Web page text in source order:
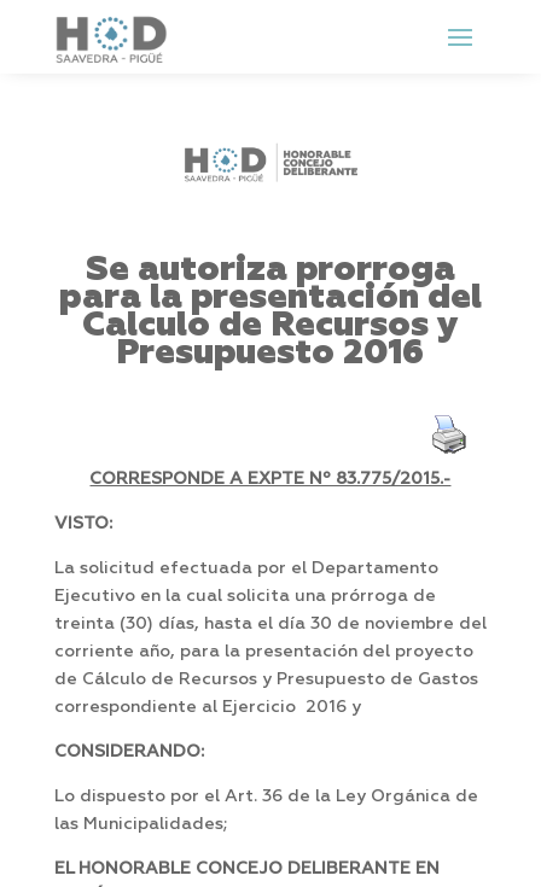
Se autoriza prorroga
para la presentación del
Calculo de Recursos y
Presupuesto 2016
CORRESPONDE A EXPTE Nº 83.775/2015.-
VISTO:
La solicitud efectuada por el Departamento
Ejecutivo en la cual solicita una prórroga de
treinta (30) días, hasta el día 30 de noviembre del
corriente año, para la presentación del proyecto
de Cálculo de Recursos y Presupuesto de Gastos
correspondiente al Ejercicio 2016 y
CONSIDERANDO:
Lo dispuesto por el Art. 36 de la Ley Orgánica de
las Municipalidades;
EL HONORABLE CONCEJO DELIBERANTE EN